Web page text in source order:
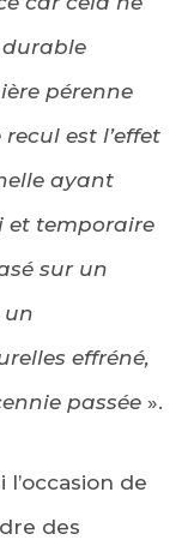
pérenne
est l’effet
ayant
et temporaire
sur un
un
effréné,
passée ».
de
des